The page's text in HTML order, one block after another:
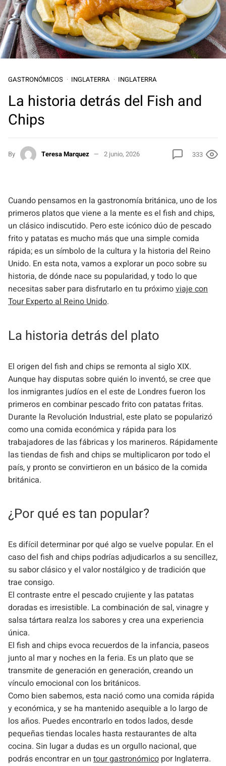
GASTRONÓMICOS INGLATERRA INGLATERRA
La historia detrás del Fish and
Chips
By Teresa Marquez 2 junio, 2026 333
Cuando pensamos en la gastronomía británica, uno de los
primeros platos que viene a la mente es el fish and chips,
un clásico indiscutido. Pero este icónico dúo de pescado
frito y patatas es mucho más que una simple comida
rápida; es un símbolo de la cultura y la historia del Reino
Unido. En esta nota, vamos a explorar un poco sobre su
historia, de dónde nace su popularidad, y todo lo que
necesitas saber para disfrutarlo en tu próximoviaje con
Tour Experto al Reino Unido.
La historia detrás del plato
El origen del fish and chips se remonta al siglo XIX.
Aunque hay disputas sobre quién lo inventó, se cree que
los inmigrantes judíos en el este de Londres fueron los
primeros en combinar pescado frito con patatas fritas.
Durante la Revolución Industrial, este plato se popularizó
como una comida económica y rápida para los
trabajadores de las fábricas y los marineros. Rápidamente
las tiendas de fish and chips se multiplicaron por todo el
país, y pronto se convirtieron en un básico de la comida
británica.
¿Por qué es tan popular?
Es difícil determinar por qué algo se vuelve popular. En el
caso del fish and chips podrías adjudicarlos a su sencillez,
su sabor clásico y el valor nostálgico y de tradición que
trae consigo.
El contraste entre el pescado crujiente y las patatas
doradas es irresistible. La combinación de sal, vinagre y
salsa tártara realza los sabores y crea una experiencia
única.
El fish and chips evoca recuerdos de la infancia, paseos
junto al mar y noches en la feria. Es un plato que se
transmite de generación en generación, creando un
vínculo emocional con los británicos.
Como bien sabemos, esta nació como una comida rápida
y económica, y se ha mantenido asequible a lo largo de
los años. Puedes encontrarlo en todos lados, desde
pequeñas tiendas locales hasta restaurantes de alta
cocina. Sin lugar a dudas es un orgullo nacional, que
podrás encontrar en un tour gastronómico por Inglaterra.